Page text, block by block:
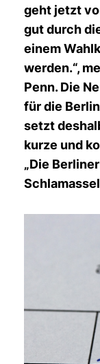
geht jetzt
gut durch
einem
werden.“,
Penn. Die
für die
setzt
kurze und
Die Berliner